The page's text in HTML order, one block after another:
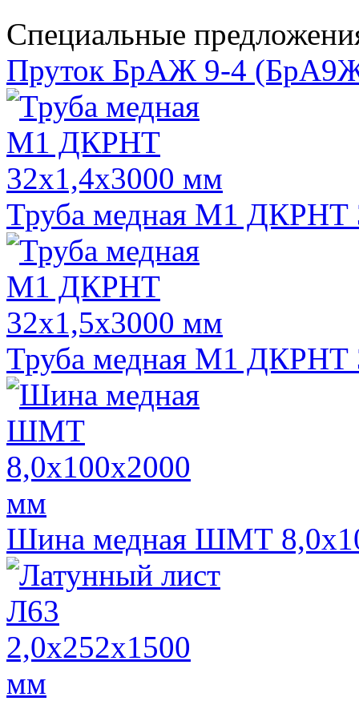
Специальные
Пруток БрАЖ 9-4
Труба медная М1 ДКРНТ
Труба медная М1 ДКРНТ
Шина медная ШМТ